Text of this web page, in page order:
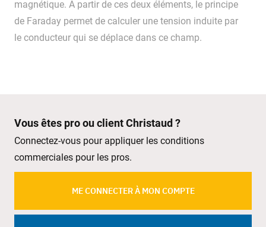
magnétique. A partir de ces deux éléments, le principe
de Faraday permet de calculer une tension induite par
le conducteur qui se déplace dans ce champ.
Vous êtes pro ou client Christaud ?
Connectez-vous pour appliquer les conditions
commerciales pour les pros.
ME CONNECTER À MON COMPTE